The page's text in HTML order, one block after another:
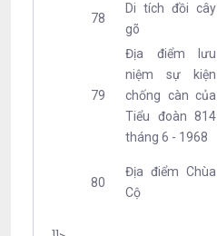
78
Di tích đồi cây
gõ
79
Địa điểm lưu
niệm sự kiện
chống càn của
Tiểu đoàn 814
tháng 6 - 1968
80
Địa điểm Chùa
Cộ